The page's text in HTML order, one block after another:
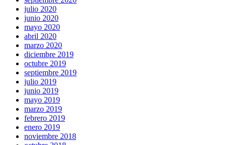
julio 2020
junio 2020
mayo 2020
abril 2020
marzo 2020
diciembre 2019
octubre 2019
septiembre 2019
julio 2019
junio 2019
mayo 2019
marzo 2019
febrero 2019
enero 2019
noviembre 2018